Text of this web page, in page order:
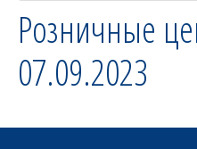
Розничные
07.09.2023